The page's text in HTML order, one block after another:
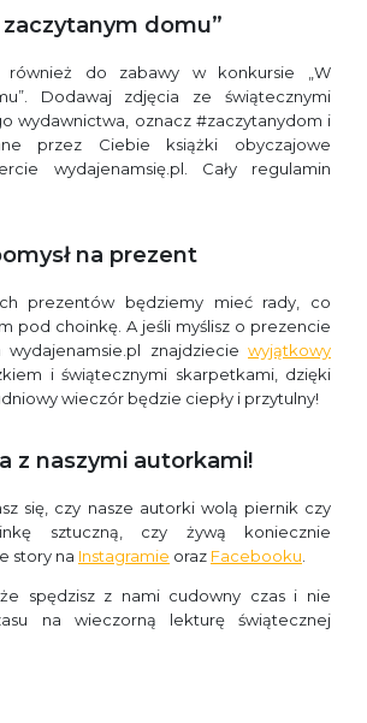
zaczytanym domu”
również do zabawy w konkursie „W
Dodawaj zdjęcia ze świątecznymi
wydawnictwa, oznacz #zaczytanydom i
przez Ciebie książki obyczajowe
wydajenamsię.pl. Cały regulamin
na prezent
prezentów będziemy mieć rady, co
pod choinkę. A jeśli myślisz o prezencie
znajdziecie wyjątkowy
i świątecznymi skarpetkami, dzięki
wieczór będzie ciepły i przytulny!
z naszymi autorkami!
się, czy nasze autorki wolą piernik czy
sztuczną, czy żywą koniecznie
story na Instagramie oraz Facebooku
spędzisz z nami cudowny czas i nie
na wieczorną lekturę świątecznej